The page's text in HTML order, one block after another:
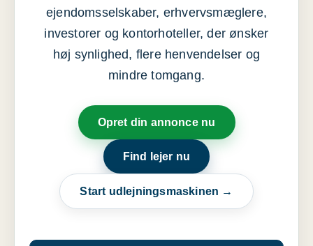
ejendomsselskaber, erhvervsmæglere,
investorer og kontorhoteller, der ønsker
høj synlighed, flere henvendelser og
mindre tomgang.
Opret din annonce nu
Find lejer nu
Start udlejningsmaskinen →